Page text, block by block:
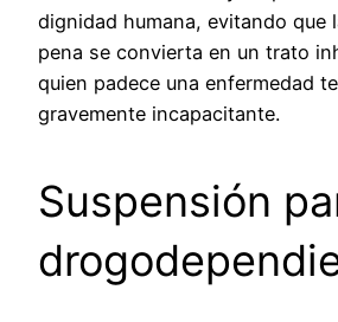
dignidad humana, evitando que
pena se convierta en un trato
quien padece una enfermedad
gravemente incapacitante.
Suspensión